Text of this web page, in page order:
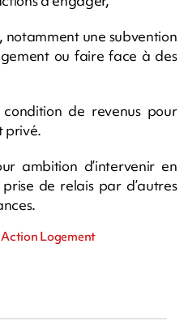
notamment une subvention
ou faire face à des
de revenus pour
privé.
ambition d’intervenir en
de relais par d’autres
Action Logement